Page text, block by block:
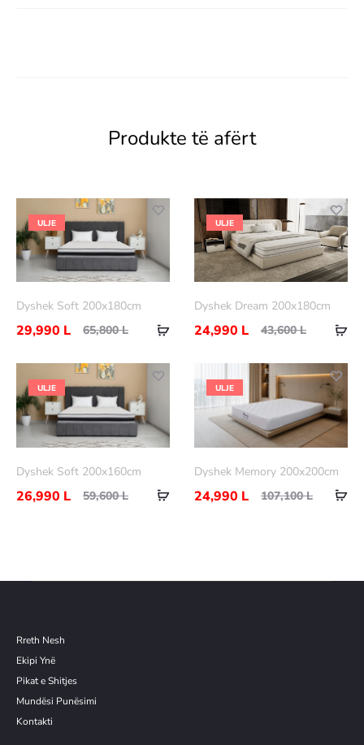
Produkte të afërt
ULJE
Dyshek Soft 200x180cm
65,800L
29,990 L
ULJE
Dyshek Dream 200x180cm
43,600L
24,990 L
ULJE
Dyshek Soft 200x160cm
59,600L
26,990 L
ULJE
Dyshek Memory 200x200cm
107,100L
24,990 L
Rreth Nesh
Ekipi Ynë
Pikat e Shitjes
Mundësi Punësimi
Kontakti